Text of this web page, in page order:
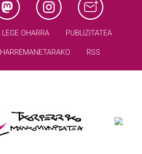
LEGE OHARRA PUBLIZITATEA
HARREMANETARAKO RSS